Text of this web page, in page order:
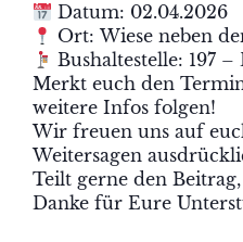
Datum: 02.04.2026
Ort: Wiese neben
Bushaltestelle: 197 –
Merkt euch den
weitere Infos folgen!
Wir freuen uns auf
Weitersagen
Teilt gerne den Beitrag,
Danke für Eure